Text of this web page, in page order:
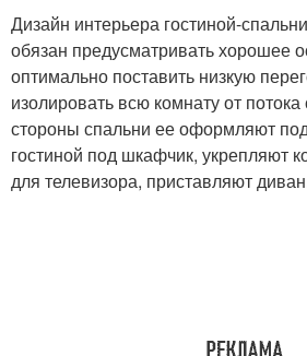
Дизайн интерьера гостиной-
обязан предусматривать хорошее
оптимально поставить низкую
изолировать всю комнату от
стороны спальни ее оформляют
гостиной под шкафчик, укрепляют
для телевизора, приставляют